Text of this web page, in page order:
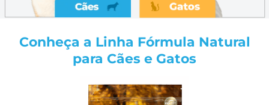
Conheça a Linha Fórmula Natural
para Cães e Gatos